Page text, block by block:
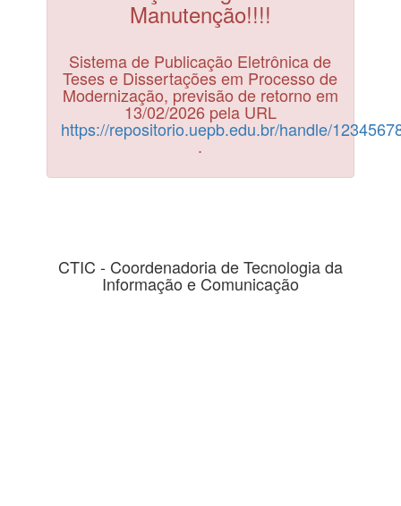
Manutenção!!!!
Sistema de Publicação Eletrônica de
Teses e Dissertações em Processo de
Modernização, previsão de retorno em
13/02/2026 pela URL
https://repositorio.uepb.edu.br/handle/
.
CTIC - Coordenadoria de Tecnologia da
Informação e Comunicação